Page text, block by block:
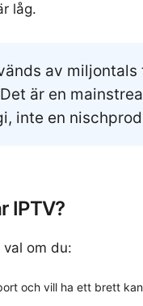
låg.
av
är en
inte en
IPTV?
om du:
och vill ha ett brett